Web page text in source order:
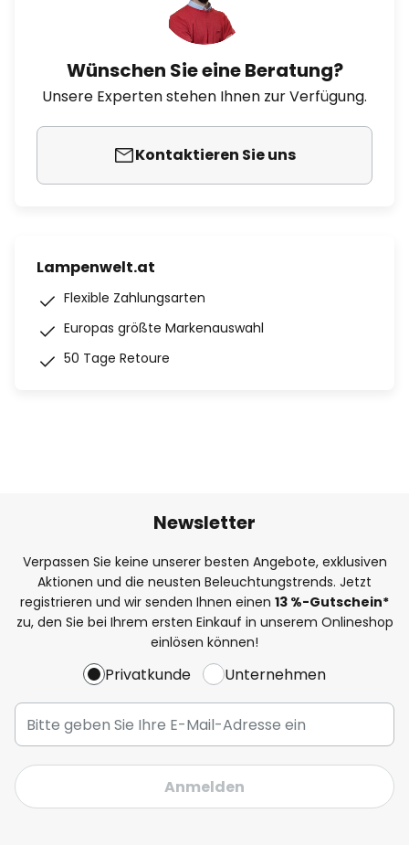
Wünschen Sie eine Beratung?
Unsere Experten stehen Ihnen zur Verfügung.
Kontaktieren Sie uns
Lampenwelt.at
Flexible Zahlungsarten
Europas größte Markenauswahl
50 Tage Retoure
Newsletter
Verpassen Sie keine unserer besten Angebote, exklusiven
Aktionen und die neusten Beleuchtungstrends. Jetzt
registrieren und wir senden Ihnen einen 13 %-Gutschein*
zu, den Sie bei Ihrem ersten Einkauf in unserem Onlineshop
einlösen können!
Privatkunde Unternehmen
Anmelden